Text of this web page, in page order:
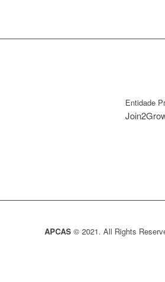
Entidade
APCAS© 2021. All Rights